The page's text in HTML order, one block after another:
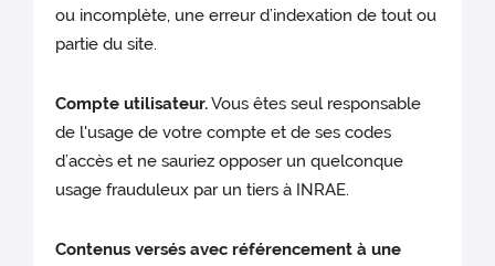
ou incomplète, une erreur d’indexation de tout ou
partie du site.
Compte utilisateur.Vous êtes seul responsable
de l'usage de votre compte et de ses codes
d’accès et ne sauriez opposer un quelconque
usage frauduleux par un tiers à INRAE.
Contenus versés avec référencement à une